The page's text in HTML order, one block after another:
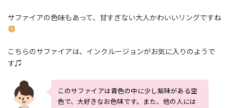
サファイアの色味もあって、甘すぎない大人かわいいリングですね
こちらのサファイアは、インクルージョンがお気に入りのようで
す♫
このサファイアは青色の中に少し紫味がある空
色で、大好きなお色味です。また、他の人には